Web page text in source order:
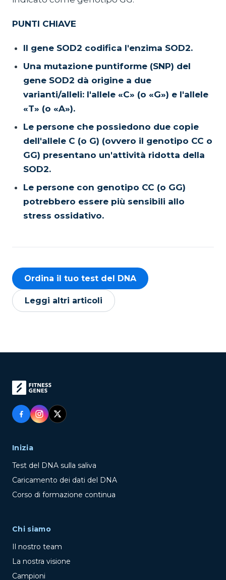
PUNTI CHIAVE
Il gene SOD2 codifica l'enzima SOD2.
Una mutazione puntiforme (SNP) del
gene SOD2 dà origine a due
varianti/alleli: l'allele «C» (o «G») e l'allele
«T» (o «A»).
Le persone che possiedono due copie
dell'allele C (o G) (ovvero il genotipo CC o
GG) presentano un'attività ridotta della
SOD2.
Le persone con genotipo CC (o GG)
potrebbero essere più sensibili allo
stress ossidativo.
Ordina il tuo test del DNA
Leggi altri articoli
Inizia
Test del DNA sulla saliva
Caricamento dei dati del DNA
Corso di formazione continua
Chi siamo
Il nostro team
La nostra visione
Campioni